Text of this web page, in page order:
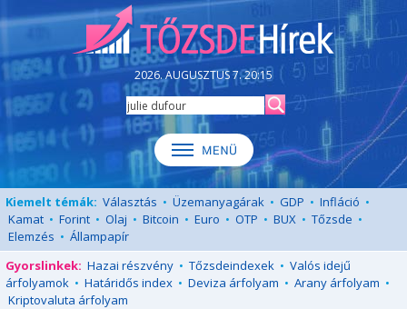
2026. AUGUSZTUS 7. 20:15
Kiemelt témák: Választás • Üzemanyagárak • GDP • Infláció •
Kamat • Forint • Olaj • Bitcoin • Euro • OTP • BUX • Tőzsde •
Elemzés • Állampapír
Gyorslinkek: Hazai részvény • Tőzsdeindexek • Valós idejű
árfolyamok • Határidős index • Deviza árfolyam • Arany árfolyam •
Kriptovaluta árfolyam